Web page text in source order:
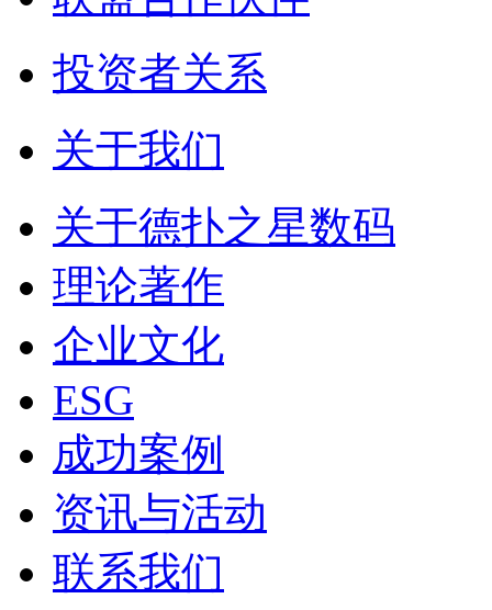
投资者关系
关于我们
关于德扑之星数码
理论著作
企业文化
ESG
成功案例
资讯与活动
联系我们